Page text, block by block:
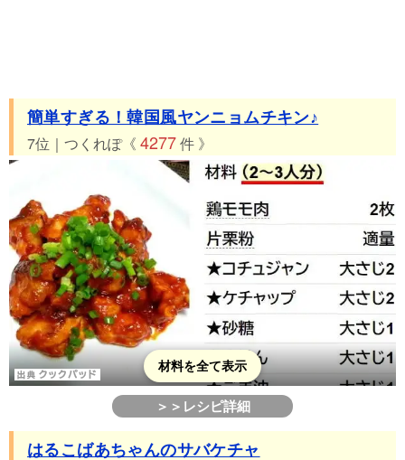
簡単すぎる！韓国風ヤンニョムチキン♪
7位｜つくれぽ《 4277件 》
材料を全て表示
＞＞レシピ詳細
はるこばあちゃんのサバケチャ